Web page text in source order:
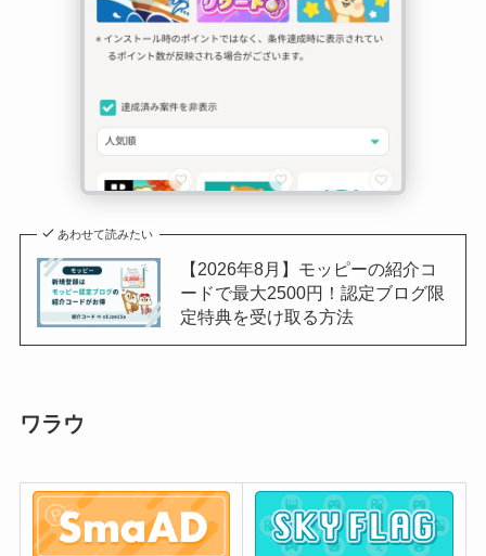
あわせて読みたい
【2026年8月】モッピーの紹介コ
ードで最大2500円！認定ブログ限
定特典を受け取る方法
ワラウ